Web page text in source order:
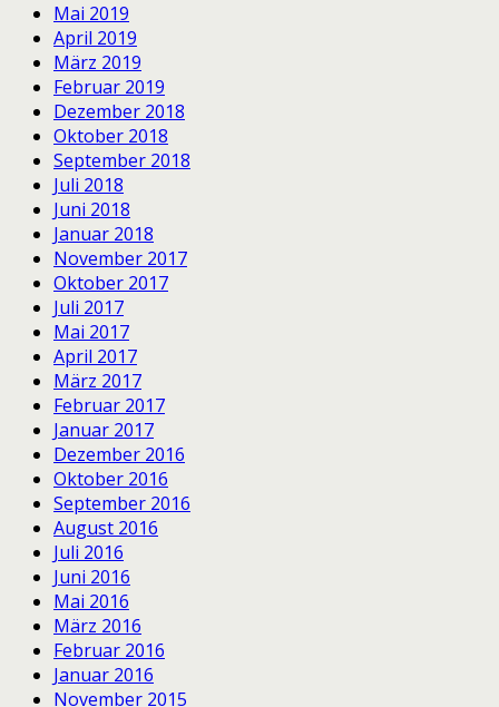
Mai 2019
April 2019
März 2019
Februar 2019
Dezember 2018
Oktober 2018
September 2018
Juli 2018
Juni 2018
Januar 2018
November 2017
Oktober 2017
Juli 2017
Mai 2017
April 2017
März 2017
Februar 2017
Januar 2017
Dezember 2016
Oktober 2016
September 2016
August 2016
Juli 2016
Juni 2016
Mai 2016
März 2016
Februar 2016
Januar 2016
November 2015